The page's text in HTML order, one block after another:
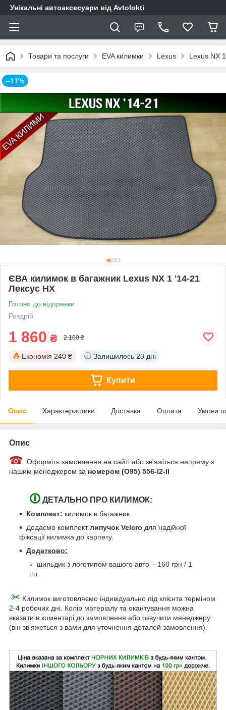
Унікальні автоаксесуари від Avtolokti
Товари та послуги EVA килимки Lexus Lexus NX
–11%
ЄВА килимок в багажник Lexus NX 1 '14-21
Лексус НХ
Готово до відправки
Роздріб
1 860 ₴ 2 100 ₴
Економія 240 ₴ Залишилось 23 дні
Купити
Опис Характеристики Доставка Оплата Умови
Опис
☎ Оформіть замовлення на сайті або зв'яжіться напряму з
нашим менеджером за номером (О95) 556-I2-II
🛈 ДЕТАЛЬНО ПРО КИЛИМОК:
Комплект: килимок в багажник
Додаємо комплектлипучок Velcro для надійної
фіксації килимка до карпету.
Додатково:
шильдик з логотипом вашого авто – 160 грн / 1
шт
✂ Килимок виготовляємо індивідуально під клієнта терміном
2-4 робочих дні. Колір матеріалу та окантування можна
вказати в коментарі до замовлення або озвучити менеджеру
(він зв'яжеться з вами для уточнення деталей замовлення).